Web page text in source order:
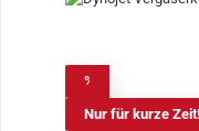
Nur für kurze Zeit!